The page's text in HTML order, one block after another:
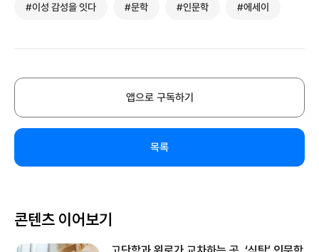
#이성 감성을 잇다 #문학 #인문학 #에세이
앱으로 구독하기
목록
콘텐츠 이어보기